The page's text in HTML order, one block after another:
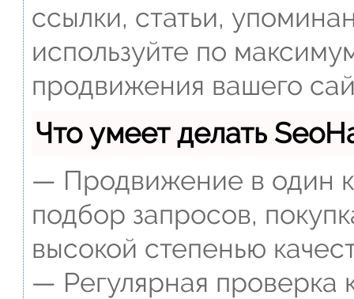
ссылки, статьи,
используйте по
продвижения вашего
Что умеет делать
— Продвижение в один
подбор запросов,
высокой степенью
— Регулярная проверка